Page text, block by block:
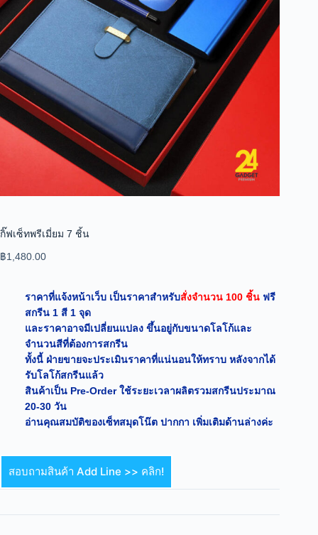
กิ๊ฟเซ็ทพรีเมี่ยม 7 ชิ้น
฿1,480.00
ราคาที่แจ้งหน้าเว็บ เป็นราคาสำหรับสั่งจำนวน 100 ชิ้น ฟรี
สกรีน 1 สี 1 จุด
และราคาอาจมีเปลี่ยนแปลง ขึ้นอยู่กับขนาดโลโก้และ
จำนวนสีที่ต้องการสกรีน
ทั้งนี้ ฝ่ายขายจะประเมินราคาที่แน่นอนให้ทราบ หลังจากได้
รับโลโก้สกรีนแล้ว
สินค้าเป็น Pre-Order ใช้ระยะเวลาผลิตรวมสกรีนประมาณ
20-30 วัน
อ่านคุณสมบัติของเซ็ทสมุดโน๊ต ปากกา เพิ่มเติมด้านล่างค่ะ
สอบถามสินค้า Add Line >> คลิก!